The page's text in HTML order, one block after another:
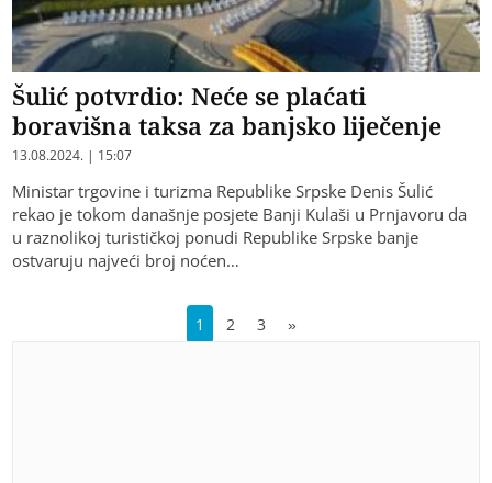
Šulić potvrdio: Neće se plaćati
boravišna taksa za banjsko liječenje
13.08.2024. | 15:07
Ministar trgovine i turizma Republike Srpske Denis Šulić
rekao je tokom današnje posjete Banji Kulaši u Prnjavoru da
u raznolikoj turističkoj ponudi Republike Srpske banje
ostvaruju najveći broj noćen…
1 2 3 »